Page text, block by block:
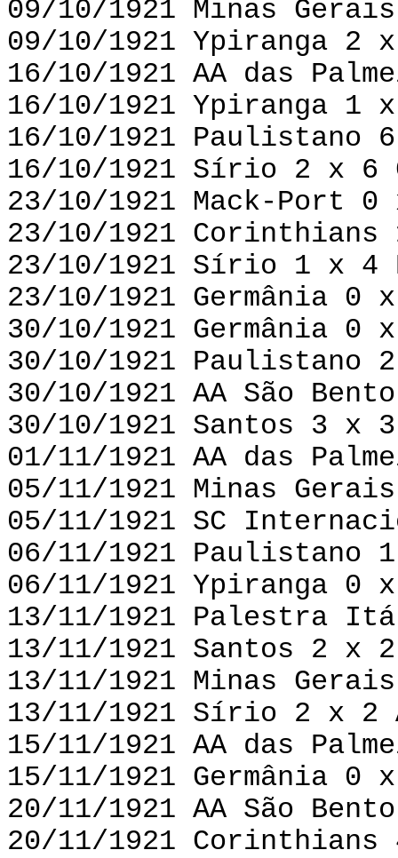
09/10/1921 Minas
09/10/1921 Ypiranga 2
16/10/1921 AA das
16/10/1921 Ypiranga 1
16/10/1921 Paulistano
16/10/1921 Sírio 2 x 6
23/10/1921 Mack-Port
23/10/1921
23/10/1921 Sírio 1 x
23/10/1921 Germânia 0
30/10/1921 Germânia
30/10/1921 Paulistano
30/10/1921 AA São
30/10/1921 Santos 3 x
01/11/1921 AA das
05/11/1921 Minas
05/11/1921 SC
06/11/1921
06/11/1921 Ypiranga 0
13/11/1921 Palestra
13/11/1921 Santos 2 x
13/11/1921 Minas
13/11/1921 Sírio 2 x 2
15/11/1921 AA das
15/11/1921 Germânia 0
20/11/1921 AA São
20/11/1921 Corinthians